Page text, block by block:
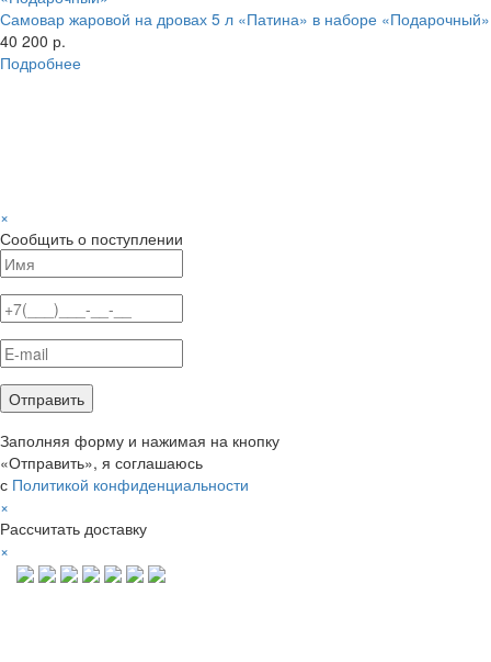
Самовар жаровой на дровах 5 л «Патина» в наборе «Подарочный»
40 200 р.
Подробнее
×
Сообщить о поступлении
Заполняя форму и нажимая на кнопку
«Отправить», я соглашаюсь
с Политикой конфиденциальности
×
Рассчитать доставку
×